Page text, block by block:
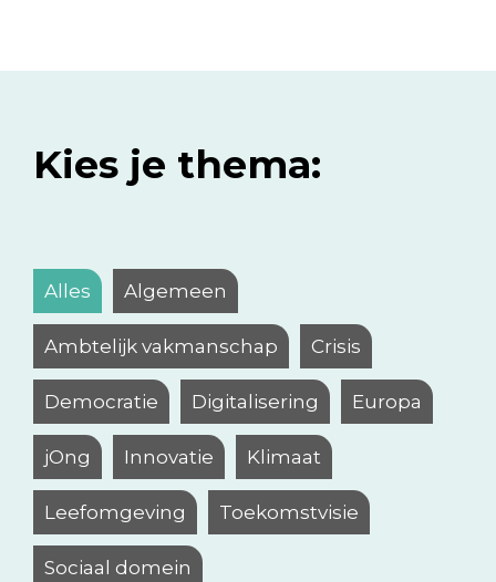
Kies je thema:
Alles Algemeen
Ambtelijk vakmanschap Crisis
Democratie Digitalisering Europa
jOng Innovatie Klimaat
Leefomgeving Toekomstvisie
Sociaal domein